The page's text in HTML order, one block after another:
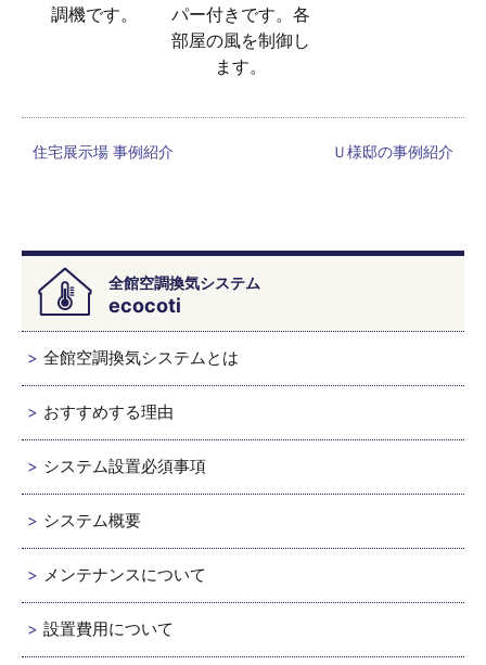
調機です。
パー付きです。各
部屋の風を制御し
ます。
Ｕ様邸の事例紹介
住宅展示場 事例紹介
全館空調換気システム
ecocoti
全館空調換気システムとは
おすすめする理由
システム設置必須事項
システム概要
メンテナンスについて
設置費用について